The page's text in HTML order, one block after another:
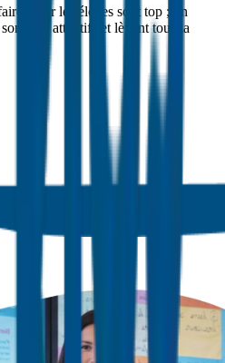
jouer les élèves sont top ; on
très attentifs et lèvent tous la